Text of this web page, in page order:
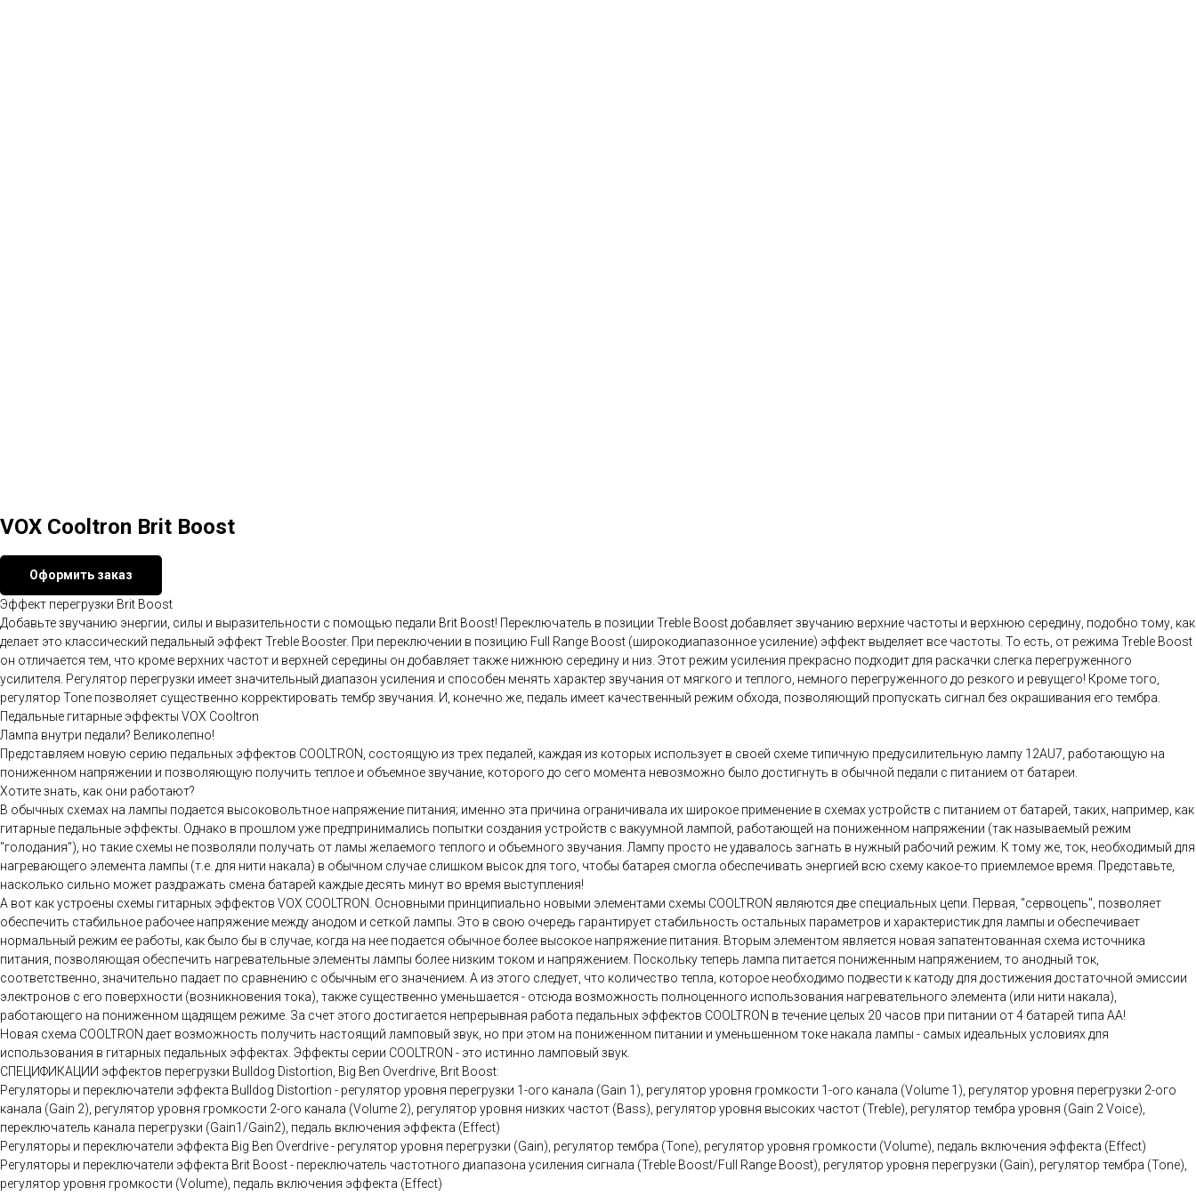
VOX Cooltron Brit Boost
Оформить заказ
Эффект перегрузки Brit Boost
Добавьте звучанию энергии, силы и выразительности с помощью педали Brit Boost! Переключатель в позиции Treble Boost добавляет звучанию верхние частоты и верхнюю середину, подобно тому, как
делает это классический педальный эффект Treble Booster. При переключении в позицию Full Range Boost (широкодиапазонное усиление) эффект выделяет все частоты. То есть, от режима Treble Boost
он отличается тем, что кроме верхних частот и верхней середины он добавляет также нижнюю середину и низ. Этот режим усиления прекрасно подходит для раскачки слегка перегруженного
усилителя. Регулятор перегрузки имеет значительный диапазон усиления и способен менять характер звучания от мягкого и теплого, немного перегруженного до резкого и ревущего! Кроме того,
регулятор Tone позволяет существенно корректировать тембр звучания. И, конечно же, педаль имеет качественный режим обхода, позволяющий пропускать сигнал без окрашивания его тембра.
Педальные гитарные эффекты VOX Cooltron
Лампа внутри педали? Великолепно!
Представляем новую серию педальных эффектов COOLTRON, состоящую из трех педалей, каждая из которых использует в своей схеме типичную предусилительную лампу 12AU7, работающую на
пониженном напряжении и позволяющую получить теплое и объемное звучание, которого до сего момента невозможно было достигнуть в обычной педали с питанием от батареи.
Хотите знать, как они работают?
В обычных схемах на лампы подается высоковольтное напряжение питания; именно эта причина ограничивала их широкое применение в схемах устройств с питанием от батарей, таких, например, как
гитарные педальные эффекты. Однако в прошлом уже предпринимались попытки создания устройств с вакуумной лампой, работающей на пониженном напряжении (так называемый режим
"голодания"), но такие схемы не позволяли получать от ламы желаемого теплого и объемного звучания. Лампу просто не удавалось загнать в нужный рабочий режим. К тому же, ток, необходимый для
нагревающего элемента лампы (т.е. для нити накала) в обычном случае слишком высок для того, чтобы батарея смогла обеспечивать энергией всю схему какое-то приемлемое время. Представьте,
насколько сильно может раздражать смена батарей каждые десять минут во время выступления!
А вот как устроены схемы гитарных эффектов VOX COOLTRON. Основными принципиально новыми элементами схемы COOLTRON являются две специальных цепи. Первая, "сервоцепь", позволяет
обеспечить стабильное рабочее напряжение между анодом и сеткой лампы. Это в свою очередь гарантирует стабильность остальных параметров и характеристик для лампы и обеспечивает
нормальный режим ее работы, как было бы в случае, когда на нее подается обычное более высокое напряжение питания. Вторым элементом является новая запатентованная схема источника
питания, позволяющая обеспечить нагревательные элементы лампы более низким током и напряжением. Поскольку теперь лампа питается пониженным напряжением, то анодный ток,
соответственно, значительно падает по сравнению с обычным его значением. А из этого следует, что количество тепла, которое необходимо подвести к катоду для достижения достаточной эмиссии
электронов с его поверхности (возникновения тока), также существенно уменьшается - отсюда возможность полноценного использования нагревательного элемента (или нити накала),
работающего на пониженном щадящем режиме. За счет этого достигается непрерывная работа педальных эффектов COOLTRON в течение целых 20 часов при питании от 4 батарей типа AA!
Новая схема COOLTRON дает возможность получить настоящий ламповый звук, но при этом на пониженном питании и уменьшенном токе накала лампы - самых идеальных условиях для
использования в гитарных педальных эффектах. Эффекты серии COOLTRON - это истинно ламповый звук.
СПЕЦИФИКАЦИИ эффектов перегрузки Bulldog Distortion, Big Ben Overdrive, Brit Boost:
Регуляторы и переключатели эффекта Bulldog Distortion - регулятор уровня перегрузки 1-ого канала (Gain 1), регулятор уровня громкости 1-ого канала (Volume 1), регулятор уровня перегрузки 2-ого
канала (Gain 2), регулятор уровня громкости 2-ого канала (Volume 2), регулятор уровня низких частот (Bass), регулятор уровня высоких частот (Treble), регулятор тембра уровня (Gain 2 Voice),
переключатель канала перегрузки (Gain1/Gain2), педаль включения эффекта (Effect)
Регуляторы и переключатели эффекта Big Ben Overdrive - регулятор уровня перегрузки (Gain), регулятор тембра (Tone), регулятор уровня громкости (Volume), педаль включения эффекта (Effect)
Регуляторы и переключатели эффекта Brit Boost - переключатель частотного диапазона усиления сигнала (Treble Boost/Full Range Boost), регулятор уровня перегрузки (Gain), регулятор тембра (Tone),
регулятор уровня громкости (Volume), педаль включения эффекта (Effect)